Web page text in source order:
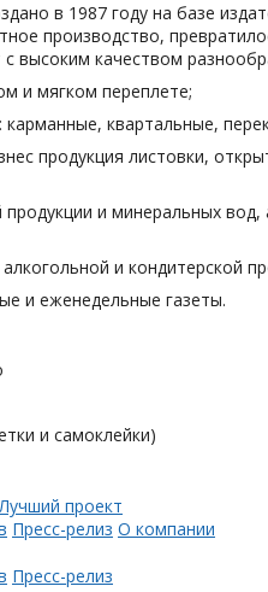
в 1987 году на базе
производство,
высоким качеством
и мягком переплете;
карманные, квартальные,
продукция листовки,
продукции и минеральных
и
и еженедельные газеты.
и самоклейки)
Пресс-релиз О компании
Пресс-релиз